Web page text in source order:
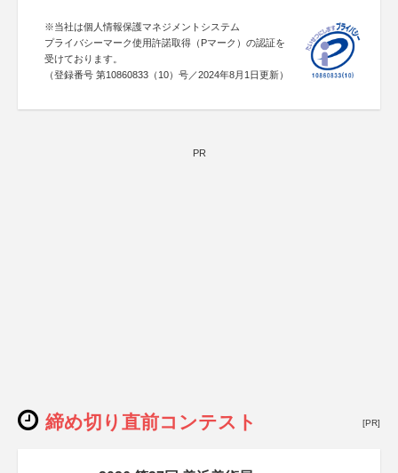
※当社は個人情報保護マネジメントシステム
プライバシーマーク使用許諾取得（Pマーク）の認証を
受けております。
（登録番号 第10860833（10）号／2024年8月1日更新）
PR
締め切り直前コンテスト [PR]